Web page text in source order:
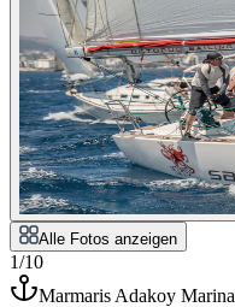
Alle Fotos anzeigen
1/10
Marmaris Adakoy Marina